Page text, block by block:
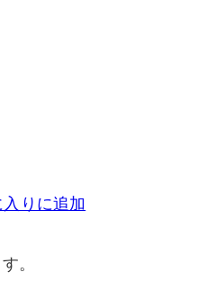
入りに追加
。